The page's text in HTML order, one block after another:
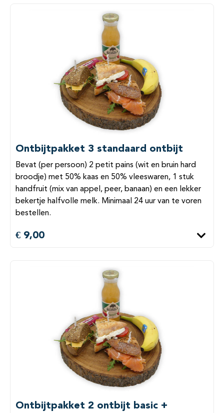
Ontbijtpakket 3 standaard ontbijt
Bevat (per persoon) 2 petit pains (wit en bruin hard
broodje) met 50% kaas en 50% vleeswaren, 1 stuk
handfruit (mix van appel, peer, banaan) en een lekker
bekertje halfvolle melk. Minimaal 24 uur van te voren
bestellen.
€ 9,00
Ontbijtpakket 2 ontbijt basic +